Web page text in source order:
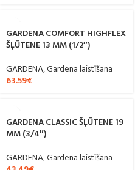
GARDENA COMFORT HIGHFLEX
ŠĻŪTENE 13 MM (1/2″)
GARDENA,Gardena laistīšana
63.59€
GARDENA CLASSIC ŠĻŪTENE 19
MM (3/4″)
GARDENA,Gardena laistīšana